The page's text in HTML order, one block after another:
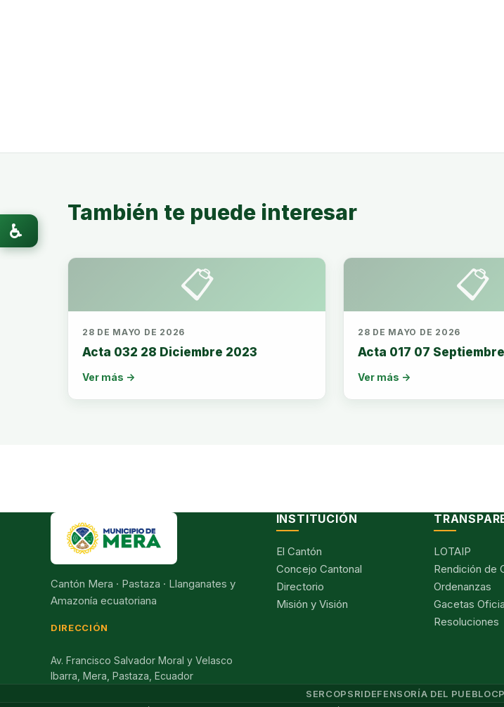
También te puede interesar
📋
28 DE MAYO DE 2026
Acta 032 28 Diciembre 2023
Ver más →
📋
28 DE MAYO DE 2026
Acta 017 07
Ver más →
Cantón Mera · Pastaza · Llanganates y
Amazonía ecuatoriana
DIRECCIÓN
Av. Francisco Salvador Moral y Velasco
Ibarra, Mera, Pastaza, Ecuador
INSTITUCIÓN
El Cantón
Concejo Cantonal
Directorio
Misión y Visión
LOTAIP
Rendición de
Ordenanzas
Gacetas
Resoluciones
SERCOPSRIDEFENSORÍA DEL PUEBLO
♿